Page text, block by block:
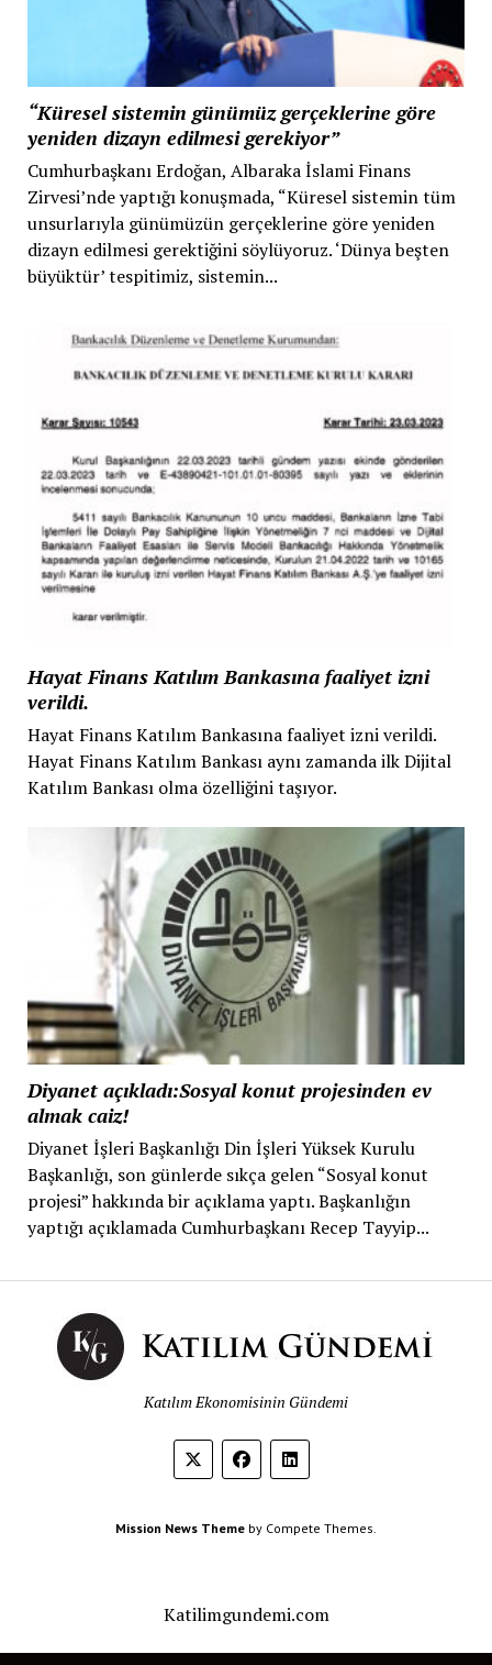
“Küresel sistemin günümüz gerçeklerine göre
yeniden dizayn edilmesi gerekiyor”
Cumhurbaşkanı Erdoğan, Albaraka İslami Finans
Zirvesi’nde yaptığı konuşmada, “Küresel sistemin tüm
unsurlarıyla günümüzün gerçeklerine göre yeniden
dizayn edilmesi gerektiğini söylüyoruz. ‘Dünya beşten
büyüktür’ tespitimiz, sistemin...
Hayat Finans Katılım Bankasına faaliyet izni
verildi.
Hayat Finans Katılım Bankasına faaliyet izni verildi.
Hayat Finans Katılım Bankası aynı zamanda ilk Dijital
Katılım Bankası olma özelliğini taşıyor.
Diyanet açıkladı:Sosyal konut projesinden ev
almak caiz!
Diyanet İşleri Başkanlığı Din İşleri Yüksek Kurulu
Başkanlığı, son günlerde sıkça gelen “Sosyal konut
projesi” hakkında bir açıklama yaptı. Başkanlığın
yaptığı açıklamada Cumhurbaşkanı Recep Tayyip...
Katılım Ekonomisinin Gündemi
Mission News Theme by Compete Themes.
Katilimgundemi.com